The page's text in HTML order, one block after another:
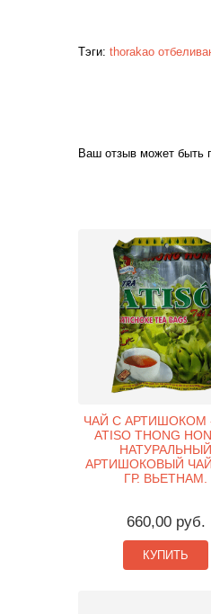
Тэги: thorakao
Ваш отзыв может быть
ЧАЙ С АРТИШОКОМ
ATISO THONG
НАТУРАЛЬНЫЙ
АРТИШОКОВЫЙ ЧАЙ
ГР. ВЬЕТНАМ.
660,00 руб.
КУПИТЬ